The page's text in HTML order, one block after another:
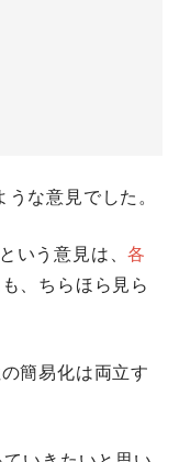
な意見でした。
いう意見は、各
、ちらほら見ら
簡易化は両立す